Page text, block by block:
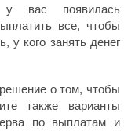
у вас появилась
все, чтобы
у кого занять денег
о том, чтобы
также варианты
по выплатам и